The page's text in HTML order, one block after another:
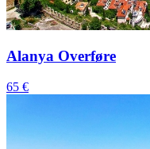
Alanya Overføre
65 €